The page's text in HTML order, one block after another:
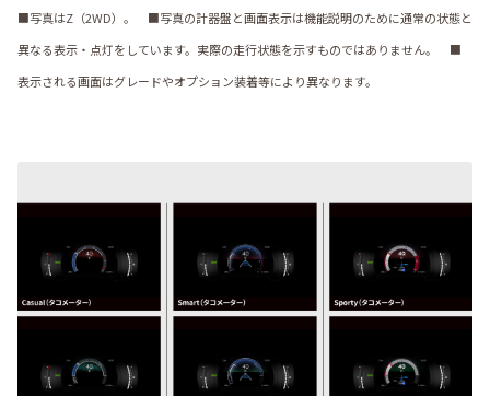
■写真はZ（2WD）。 ■写真の計器盤と画面表示は機能説明のために通常の状態と
異なる表示・点灯をしています。実際の走行状態を示すものではありません。 ■
表示される画面はグレードやオプション装着等により異なります。